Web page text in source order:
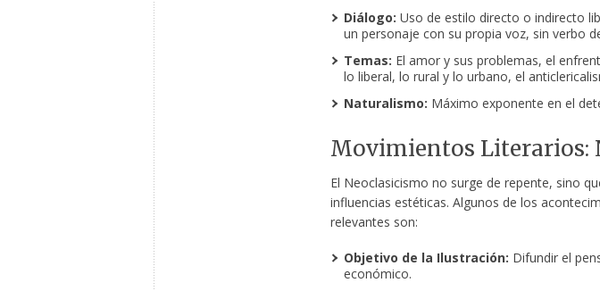
Diálogo: Uso de estilo directo o indirecto
un personaje con su propia voz, sin verbo
Temas: El amor y sus problemas, el
lo liberal, lo rural y lo urbano, el
Naturalismo: Máximo exponente en el
Movimientos Literarios:
El Neoclasicismo no surge de repente, sino
influencias estéticas. Algunos de los
relevantes son:
Objetivo de la Ilustración: Difundir el
económico.